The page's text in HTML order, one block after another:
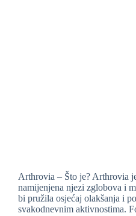
Arthrovia – Što je? Arthrovia
namijenjena njezi zglobova i
bi pružila osjećaj olakšanja i
svakodnevnim aktivnostima.